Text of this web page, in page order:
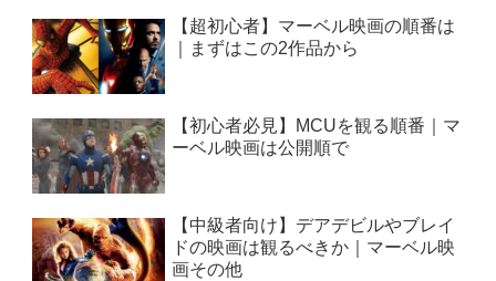
【超初心者】マーベル映画の順番は
｜まずはこの2作品から
【初心者必見】MCUを観る順番｜マ
ーベル映画は公開順で
【中級者向け】デアデビルやブレイ
ドの映画は観るべきか｜マーベル映
画その他